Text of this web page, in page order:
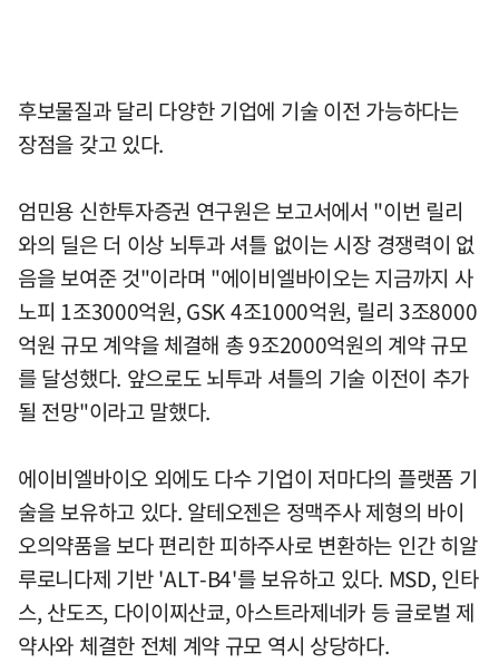
후보물질과 달리 다양한 기업에 기술 이전 가능하다는
장점을 갖고 있다.
엄민용 신한투자증권 연구원은 보고서에서 "이번 릴리
와의 딜은 더 이상 뇌투과 셔틀 없이는 시장 경쟁력이 없
음을 보여준 것"이라며 "에이비엘바이오는 지금까지 사
노피 1조3000억원, GSK 4조1000억원, 릴리 3조8000
억원 규모 계약을 체결해 총 9조2000억원의 계약 규모
를 달성했다. 앞으로도 뇌투과 셔틀의 기술 이전이 추가
될 전망"이라고 말했다.
에이비엘바이오 외에도 다수 기업이 저마다의 플랫폼 기
술을 보유하고 있다. 알테오젠은 정맥주사 제형의 바이
오의약품을 보다 편리한 피하주사로 변환하는 인간 히알
루로니다제 기반 'ALT-B4'를 보유하고 있다. MSD, 인타
스, 산도즈, 다이이찌산쿄, 아스트라제네카 등 글로벌 제
약사와 체결한 전체 계약 규모 역시 상당하다.